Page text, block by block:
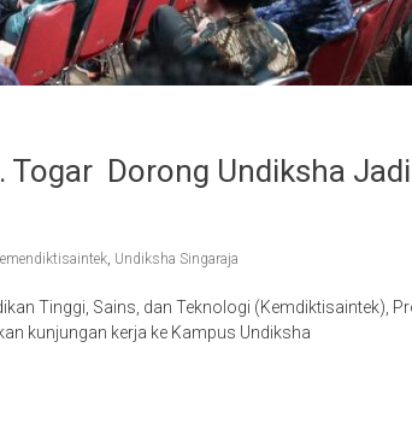
Togar Dorong Undiksha Jadi
, Undiksha Singaraja
Tinggi, Sains, dan Teknologi (Kemdiktisaintek),
kunjungan kerja ke Kampus Undiksha